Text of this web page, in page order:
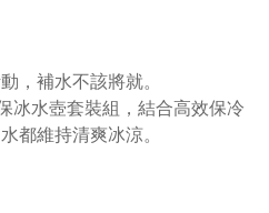
，補水不該將就。
冰水壺套裝組，結合高效保冷
都維持清爽冰涼。